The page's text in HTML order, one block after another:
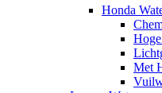
Honda
Met